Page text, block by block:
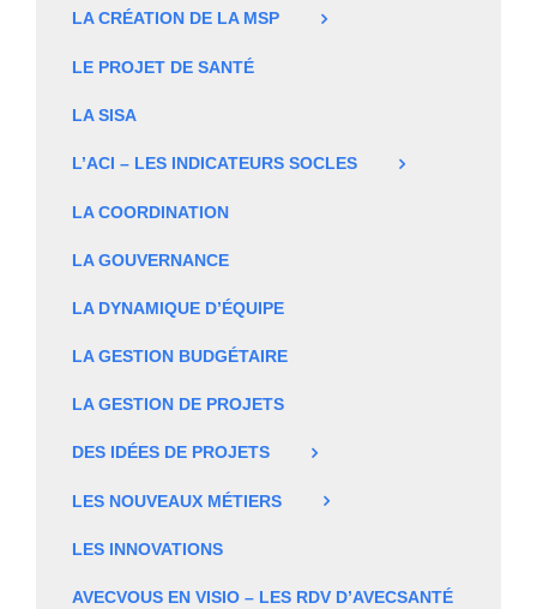
LA CRÉATION DE LA MSP
LE PROJET DE SANTÉ
LA SISA
L’ACI – LES INDICATEURS SOCLES
LA COORDINATION
LA GOUVERNANCE
LA DYNAMIQUE D’ÉQUIPE
LA GESTION BUDGÉTAIRE
LA GESTION DE PROJETS
DES IDÉES DE PROJETS
LES NOUVEAUX MÉTIERS
LES INNOVATIONS
AVECVOUS EN VISIO – LES RDV D’AVECSANTÉ